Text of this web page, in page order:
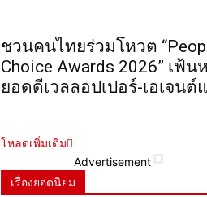
ชวนคนไทยร่วมโหวต
Choice Awards 2026” เฟ้น
ยอดดีเวลลอปเปอร์-เอเจนต์
โหลดเพิ่มเติม
Advertisement
เรื่องยอดนิยม